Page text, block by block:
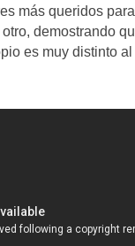
más queridos
demostrando
es muy distinto